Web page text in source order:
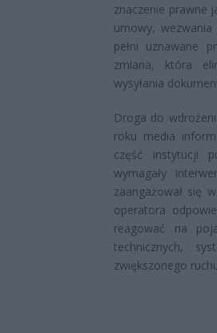
znaczenie prawne
umowy,
pełni uznawane
zmiana, która
wysyłania
Droga do
roku media
część instytucji
wymagały
zaangażował się
operatora
reagować na
technicznych,
zwiększonego